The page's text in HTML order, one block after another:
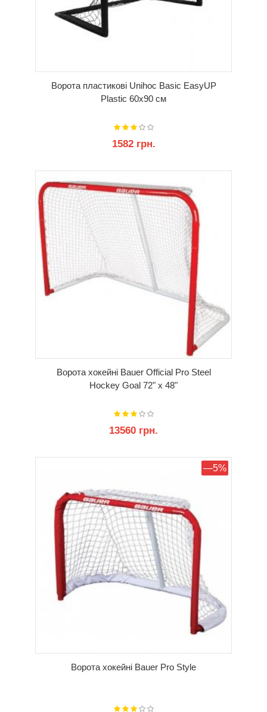
Ворота пластикові Unihoc Basic EasyUP
Plastic 60x90 см
1582 грн.
Ворота хокейні Bauer Official Pro Steel
Hockey Goal 72" x 48"
13560 грн.
—5%
Ворота хокейні Bauer Pro Style